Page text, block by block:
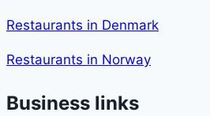
Restaurants in Denmark
Restaurants in Norway
Business links